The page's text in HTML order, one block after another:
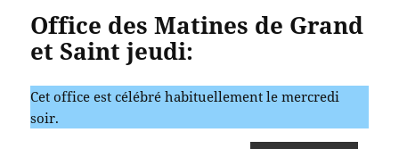
Office des Matines de Grand
et Saint jeudi:
Cet office est célébré habituellement le mercredi
soir.